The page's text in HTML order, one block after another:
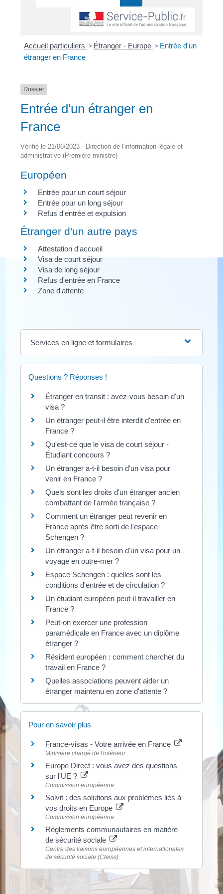
Accueil particuliers > Étranger - Europe > Entrée d'un
étranger en France
Dossier
Entrée d'un étranger en
France
Vérifié le 21/06/2023 - Direction de l'information légale et
administrative (Première ministre)
Européen
Entrée pour un court séjour
Entrée pour un long séjour
Refus d'entrée et expulsion
Étranger d'un autre pays
Attestation d'accueil
Visa de court séjour
Visa de long séjour
Refus d'entrée en France
Zone d'attente
Services en ligne et formulaires
Questions ? Réponses !
Étranger en transit : avez-vous besoin d'un
visa ?
Un étranger peut-il être interdit d'entrée en
France ?
Qu'est-ce que le visa de court séjour -
Étudiant concours ?
Un étranger a-t-il besoin d'un visa pour
venir en France ?
Quels sont les droits d'un étranger ancien
combattant de l'armée française ?
Comment un étranger peut revenir en
France après être sorti de l'espace
Schengen ?
Un étranger a-t-il besoin d'un visa pour un
voyage en outre-mer ?
Espace Schengen : quelles sont les
conditions d'entrée et de circulation ?
Un étudiant européen peut-il travailler en
France ?
Peut-on exercer une profession
paramédicale en France avec un diplôme
étranger ?
Résident européen : comment chercher du
travail en France ?
Quelles associations peuvent aider un
étranger maintenu en zone d'attente ?
Pour en savoir plus
France-visas - Votre arrivée en France
Ministère chargé de l'intérieur
Europe Direct : vous avez des questions
sur l'UE ?
Commission européenne
Solvit : des solutions aux problèmes liés à
vos droits en Europe
Commission européenne
Règlements communautaires en matière
de sécurité sociale
Centre des liaisons européennes et internationales
de sécurité sociale (Cleiss)